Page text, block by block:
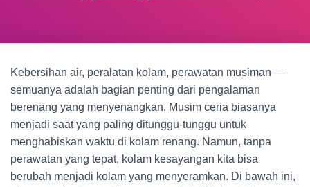
Kebersihan air, peralatan kolam, perawatan musiman —
semuanya adalah bagian penting dari pengalaman
berenang yang menyenangkan. Musim ceria biasanya
menjadi saat yang paling ditunggu-tunggu untuk
menghabiskan waktu di kolam renang. Namun, tanpa
perawatan yang tepat, kolam kesayangan kita bisa
berubah menjadi kolam yang menyeramkan. Di bawah ini,